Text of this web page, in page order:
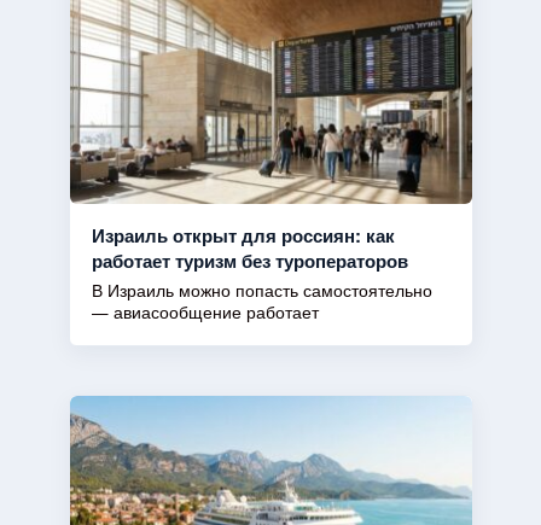
Израиль открыт для россиян: как
работает туризм без туроператоров
В Израиль можно попасть самостоятельно
— авиасообщение работает